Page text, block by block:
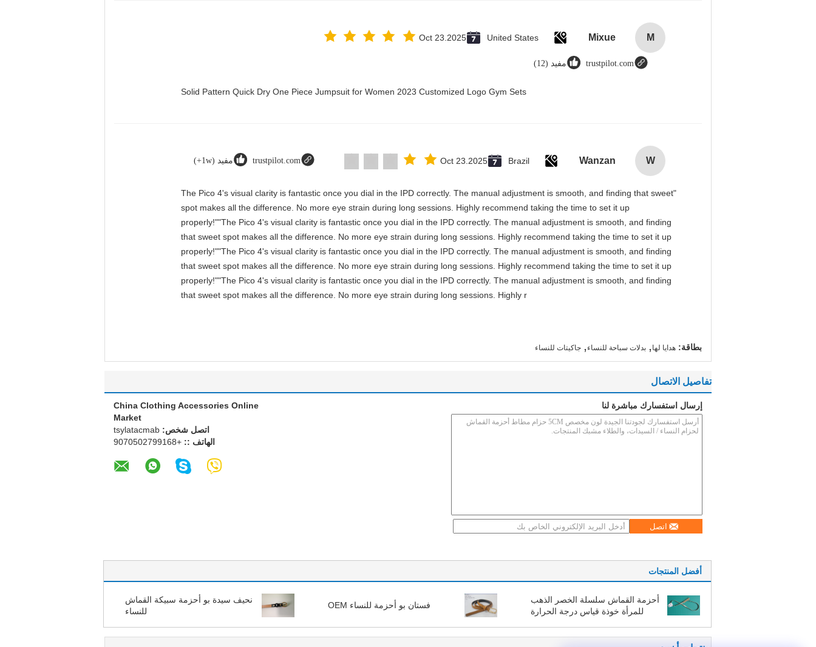
M
Mixue
United States
Oct 23.2025
trustpilot.com مفيد (12)
Solid Pattern Quick Dry One Piece Jumpsuit for Women 2023 Customized Logo Gym Sets
W
Wanzan
Brazil
Oct 23.2025
trustpilot.com مفيد (1w+)
"The Pico 4's visual clarity is fantastic once you dial in the IPD correctly. The manual adjustment is smooth, and finding that sweet
spot makes all the difference. No more eye strain during long sessions. Highly recommend taking the time to set it up
properly!""The Pico 4's visual clarity is fantastic once you dial in the IPD correctly. The manual adjustment is smooth, and finding
that sweet spot makes all the difference. No more eye strain during long sessions. Highly recommend taking the time to set it up
properly!""The Pico 4's visual clarity is fantastic once you dial in the IPD correctly. The manual adjustment is smooth, and finding
that sweet spot makes all the difference. No more eye strain during long sessions. Highly recommend taking the time to set it up
properly!""The Pico 4's visual clarity is fantastic once you dial in the IPD correctly. The manual adjustment is smooth, and finding
that sweet spot makes all the difference. No more eye strain during long sessions. Highly r
بطاقة: هدايا لها , بدلات سباحة للنساء , جاكيتات للنساء
تفاصيل الاتصال
China Clothing Accessories Online
Market
اتصل شخص: bamcatalyst
الهاتف :: +8619972050709
إرسال استفسارك مباشرة لنا
اتصل
أفضل المنتجات
أحزمة القماش سلسلة الخصر الذهب
للمرأة خوذة قياس درجة الحرارة
فستان بو أحزمة للنساء OEM
نحيف سيدة بو أحزمة سبيكة القماش
للنساء